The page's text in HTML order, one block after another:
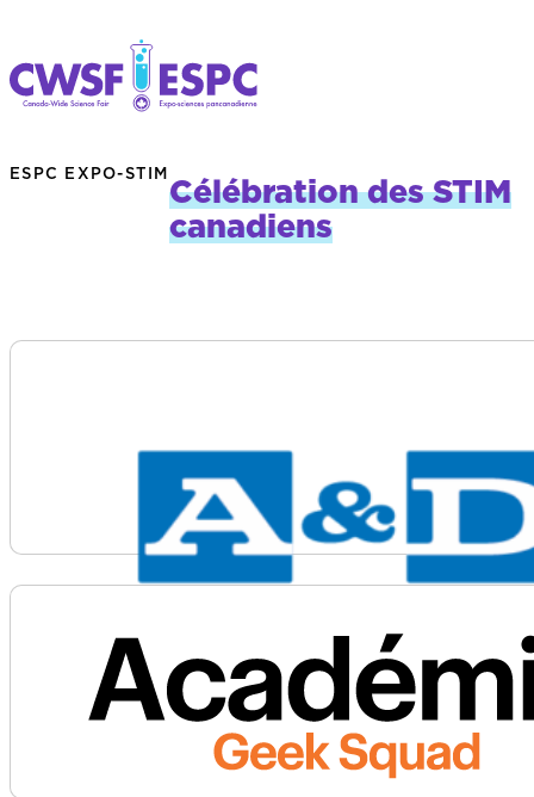
Célébration des STIM
canadiens
ESPC EXPO-STIM
Voir plus d'informations sur A&D Tutoring
Voir plus d'informations sur Académie Geek Squad